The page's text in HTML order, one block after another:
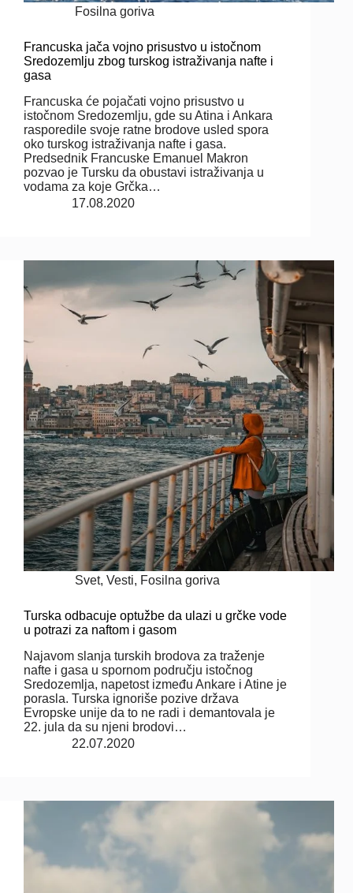
Fosilna goriva
Francuska jača vojno prisustvo u istočnom
Sredozemlju zbog turskog istraživanja nafte i
gasa
Francuska će pojačati vojno prisustvo u
istočnom Sredozemlju, gde su Atina i Ankara
rasporedile svoje ratne brodove usled spora
oko turskog istraživanja nafte i gasa.
Predsednik Francuske Emanuel Makron
pozvao je Tursku da obustavi istraživanja u
vodama za koje Grčka…
17.08.2020
Svet,Vesti, Fosilna goriva
Turska odbacuje optužbe da ulazi u grčke vode
u potrazi za naftom i gasom
Najavom slanja turskih brodova za traženje
nafte i gasa u spornom području istočnog
Sredozemlja, napetost između Ankare i Atine je
porasla. Turska ignoriše pozive država
Evropske unije da to ne radi i demantovala je
22. jula da su njeni brodovi…
22.07.2020